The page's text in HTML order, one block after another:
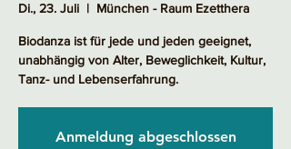
Di., 23. Juli
  |
München - Raum Ezetthera
Biodanza ist für jede und jeden geeignet,
unabhängig von Alter, Beweglichkeit, Kultur,
Tanz- und Lebenserfahrung.
Anmeldung abgeschlossen